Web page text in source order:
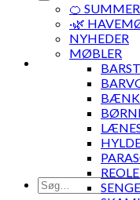
Søg
🍊 SUMMER
·🌿
NYHEDER
MØBLER